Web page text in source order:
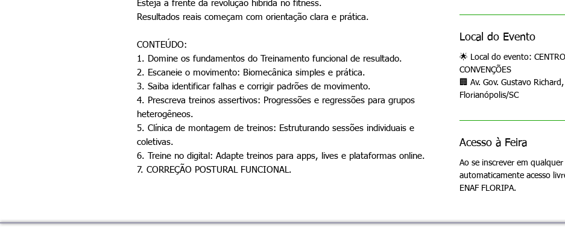
Esteja à frente da revolução híbrida no fitness.
Resultados reais começam com orientação clara e prática.
CONTEÚDO:
1. Domine os fundamentos do Treinamento funcional de resultado.
2. Escaneie o movimento: Biomecânica simples e prática.
3. Saiba identificar falhas e corrigir padrões de movimento.
4. Prescreva treinos assertivos: Progressões e regressões para grupos
heterogêneos.
5. Clínica de montagem de treinos: Estruturando sessões individuais e
coletivas.
6. Treine no digital: Adapte treinos para apps, lives e plataformas online.
7. ⁠CORREÇÃO POSTURAL FUNCIONAL.
Local do Evento
🌟 Local do evento:
CONVENÇÕES
🏢 Av. Gov. Gustavo
Florianópolis/SC
Acesso à Feira
Ao se inscrever em
automaticamente acesso
ENAF FLORIPA.